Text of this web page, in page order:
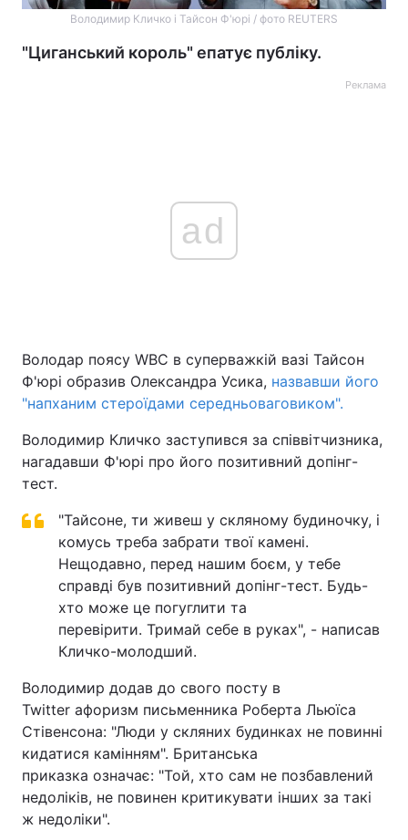
Головна Війна
Політика
Економіка Світ
Техно і зв'язок Лайт
Здоров'я Туризм
Цікавинки
Екологія Регіони
Лонгріди
Відео з Youtube Статті
Інтерв'ю
Володимир Кличко і Тайсон Ф'юрі / фото REUTERS
"Циганський король" епатує публіку.
Реклама
ad
Володар поясу WBC в суперважкій вазі Тайсон
Ф'юрі образив Олександра Усика, назвавши його
"напханим стероїдами середньоваговиком".
Володимир Кличко заступився за співвітчизника,
нагадавши Ф'юрі про його позитивний допінг-
тест.
"Тайсоне, ти живеш у скляному будиночку, і
комусь треба забрати твої камені.
Нещодавно, перед нашим боєм, у тебе
справді був позитивний допінг-тест. Будь-
хто може це погуглити та
перевірити. Тримай себе в руках", - написав
Кличко-молодший.
Володимир додав до свого посту в
Twitter афоризм письменника Роберта Льюїса
Стівенсона: "Люди у скляних будинках не повинні
кидатися камінням". Британська
приказка означає: "Той, хто сам не позбавлений
недоліків, не повинен критикувати інших за такі
ж недоліки".